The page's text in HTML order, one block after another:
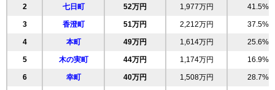
2 七日町 52万円 1,977万円 41.5%
3 香澄町 51万円 2,212万円 37.5%
4 本町 49万円 1,614万円 25.6%
5 木の実町 44万円 1,174万円 16.9%
6 幸町 40万円 1,508万円 28.7%